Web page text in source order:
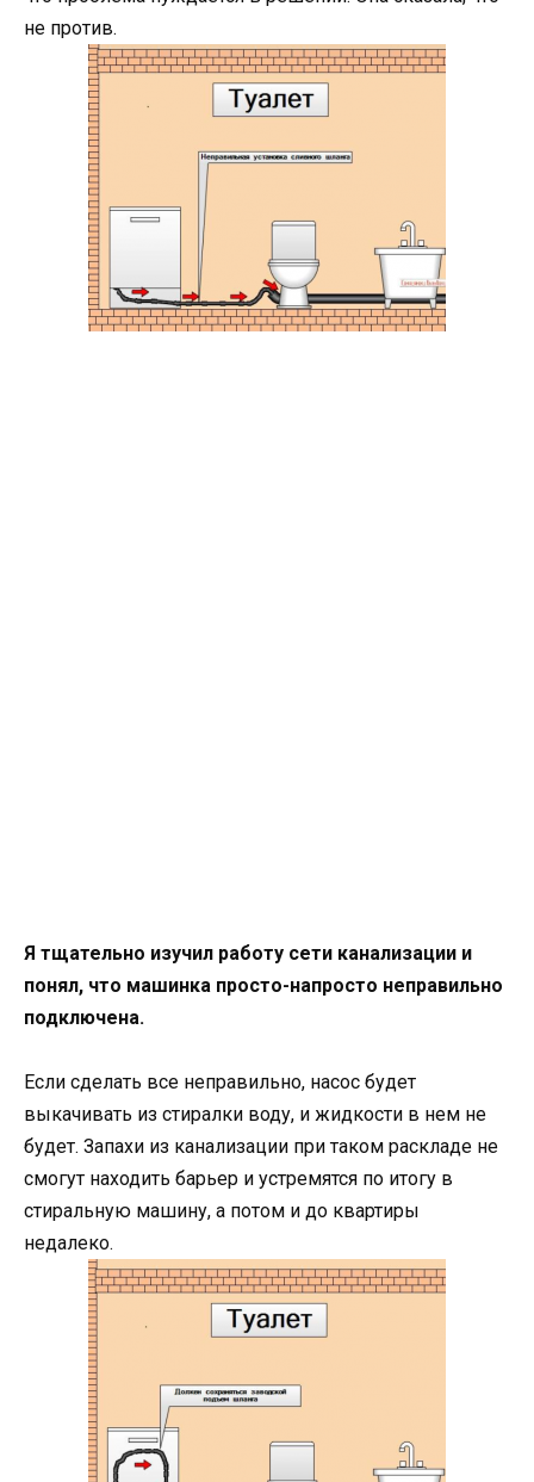
не против.
Я тщательно изучил работу сети канализации и
понял, что машинка просто-напросто неправильно
подключена.
Если сделать все неправильно, насос будет
выкачивать из стиралки воду, и жидкости в нем не
будет. Запахи из канализации при таком раскладе не
смогут находить барьер и устремятся по итогу в
стиральную машину, а потом и до квартиры
недалеко.